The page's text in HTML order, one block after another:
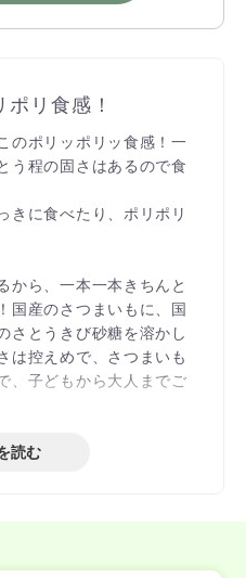
リ食感！
のポリッポリッ食感！一
う程の固さはあるので食
きに食べたり、ポリポリ
から、一本一本きちんと
国産のさつまいもに、国
さとうきび砂糖を溶かし
は控えめで、さつまいも
、子どもから大人までご
読む